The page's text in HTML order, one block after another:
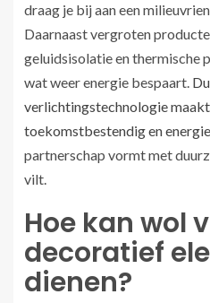
draag je bij aan een
Daarnaast vergroten
geluidsisolatie en thermische
wat weer energie bespaart.
verlichtingstechnologie
toekomstbestendig en
partnerschap vormt met
vilt.
Hoe kan wol
decoratief
dienen?